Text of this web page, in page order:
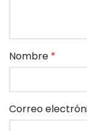
Nombre *
Correo